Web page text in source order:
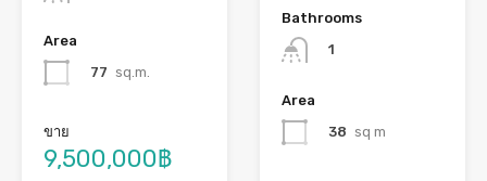
Area
77 sq.m.
ขาย
9,500,000฿
Bathrooms
1
Area
38 sq m